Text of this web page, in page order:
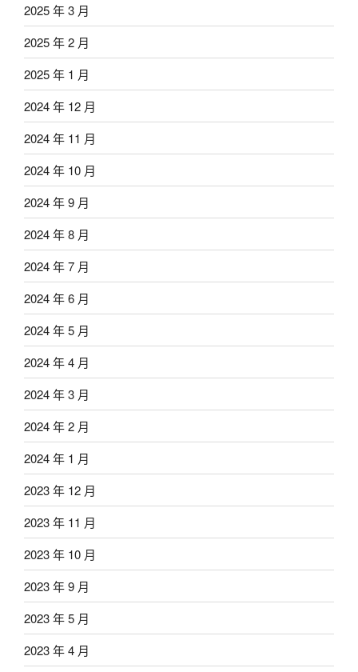
2025 年 3 月
2025 年 2 月
2025 年 1 月
2024 年 12 月
2024 年 11 月
2024 年 10 月
2024 年 9 月
2024 年 8 月
2024 年 7 月
2024 年 6 月
2024 年 5 月
2024 年 4 月
2024 年 3 月
2024 年 2 月
2024 年 1 月
2023 年 12 月
2023 年 11 月
2023 年 10 月
2023 年 9 月
2023 年 5 月
2023 年 4 月